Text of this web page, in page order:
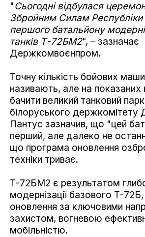
"Сьогодні відбулася
Збройним Силам Республіки
першого батальйону
танків Т-72БМ2", – зазначає
Держкомвоєнпром.
Точну кількість бойових
називають, але на
бачити великий танковий
білоруського держкомітету
Пантус зазначив, що "цей
перший, але далеко не
що програма оновлення
техніки триває.
Т-72БМ2 є результатом
модернізації базового Т-
оновлення за ключовими
захистом, вогневою
мобільністю.